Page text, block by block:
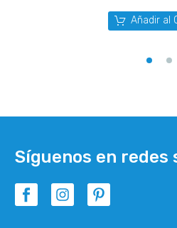
Añadir al
Síguenos en redes